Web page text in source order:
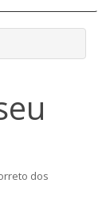
dos